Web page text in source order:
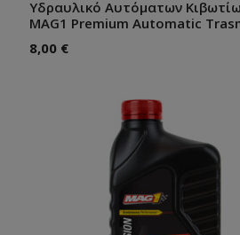
Υδραυλικό Αυτόματων
MAG1 Premium Automatic
8,00 €